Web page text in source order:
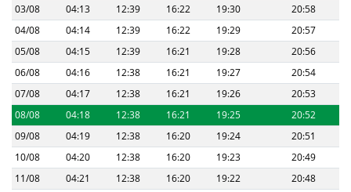
03/08
04:13 12:39 16:22 19:30
20:58
04/08
04:14 12:39 16:22 19:29
20:57
05/08
04:15 12:39 16:21 19:28
20:56
06/08
04:16 12:38 16:21 19:27
20:54
07/08
04:17 12:38 16:21 19:26
20:53
08/08
04:18 12:38 16:21 19:25
20:52
09/08
04:19 12:38 16:20 19:24
20:51
10/08
04:20 12:38 16:20 19:23
20:49
11/08
04:21 12:38 16:20 19:22
20:48